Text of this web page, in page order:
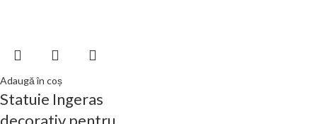
Adaugă în coș
Statuie Ingeras
decorativ pentru